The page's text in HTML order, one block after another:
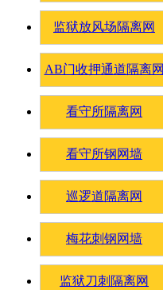
监狱放风场隔离网
AB门收押通道隔离网
看守所隔离网
看守所钢网墙
巡逻道隔离网
梅花刺钢网墙
监狱刀刺隔离网